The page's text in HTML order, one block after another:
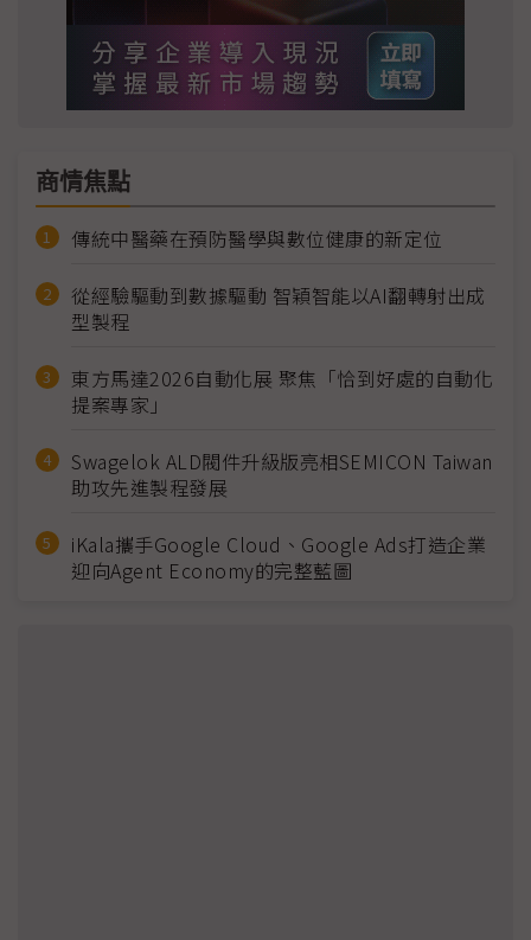
商情焦點
傳統中醫藥在預防醫學與數位健康的新定位
從經驗驅動到數據驅動 智穎智能以AI翻轉射出成
型製程
東方馬達2026自動化展 聚焦「恰到好處的自動化
提案專家」
Swagelok ALD閥件升級版亮相SEMICON Taiwan
助攻先進製程發展
iKala攜手Google Cloud、Google Ads打造企業
迎向Agent Economy的完整藍圖